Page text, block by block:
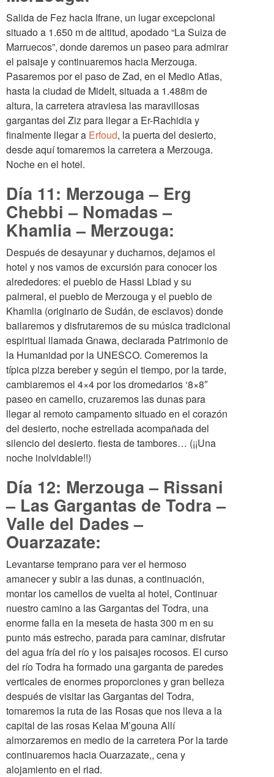
Salida de Fez hacia Ifrane, un lugar excepcional
situado a 1.650 m de altitud, apodado “La Suiza de
Marruecos”, donde daremos un paseo para admirar
el paisaje y continuaremos hacia Merzouga.
Pasaremos por el paso de Zad, en el Medio Atlas,
hasta la ciudad de Midelt, situada a 1.488m de
altura, la carretera atraviesa las maravillosas
gargantas del Ziz para llegar a Er-Rachidia y
finalmente llegar a Erfoud, la puerta del desierto,
desde aquí tomaremos la carretera a Merzouga.
Noche en el hotel.
Día 11: Merzouga – Erg
Chebbi – Nomadas –
Khamlia – Merzouga:
Después de desayunar y ducharnos, dejamos el
hotel y nos vamos de excursión para conocer los
alrededores: el pueblo de Hassi Lbiad y su
palmeral, el pueblo de Merzouga y el pueblo de
Khamlia (originario de Sudán, de esclavos) donde
bailaremos y disfrutaremos de su música tradicional
espiritual llamada Gnawa, declarada Patrimonio de
la Humanidad por la UNESCO. Comeremos la
típica pizza bereber y según el tiempo, por la tarde,
cambiaremos el 4×4 por los dromedarios ‘8×8″
paseo en camello, cruzaremos las dunas para
llegar al remoto campamento situado en el corazón
del desierto, noche estrellada acompañada del
silencio del desierto. fiesta de tambores… (¡¡Una
noche inolvidable!!)
Día 12: Merzouga – Rissani
– Las Gargantas de Todra –
Valle del Dades –
Ouarzazate:
Levantarse temprano para ver el hermoso
amanecer y subir a las dunas, a continuación,
montar los camellos de vuelta al hotel, Continuar
nuestro camino a las Gargantas del Todra, una
enorme falla en la meseta de hasta 300 m en su
punto más estrecho, parada para caminar, disfrutar
del agua fría del río y los paisajes rocosos. El curso
del río Todra ha formado una garganta de paredes
verticales de enormes proporciones y gran belleza
después de visitar las Gargantas del Todra,
tomaremos la ruta de las Rosas que nos lleva a la
capital de las rosas Kelaa M’gouna Allí
almorzaremos en medio de la carretera Por la tarde
continuaremos hacia Ouarzazate,, cena y
alojamiento en el riad.